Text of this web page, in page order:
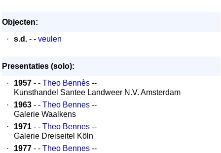
Objecten:
·
s.d. - - veulen
Presentaties (solo):
·
1957 - - Theo Bennès --
Kunsthandel Santee Landweer N.V. Amsterdam
·
1963 - - Theo Bennes --
Galerie Waalkens
·
1971 - - Theo Bennes --
Galerie Dreiseitel Köln
·
1977 - - Theo Bennes --